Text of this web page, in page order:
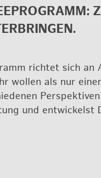
rich­tet sich an
wol­len als nur
und ent­wi­ckelst